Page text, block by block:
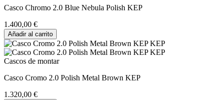
Casco Chromo 2.0 Blue Nebula Polish KEP
1.400,00 €
Añadir al carrito
Cascos de montar
Casco Cromo 2.0 Polish Metal Brown KEP
1.320,00 €